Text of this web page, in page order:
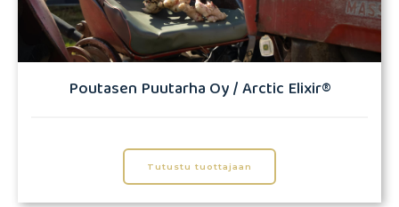
Poutasen Puutarha Oy / Arctic Elixir®
Tutustu tuottajaan